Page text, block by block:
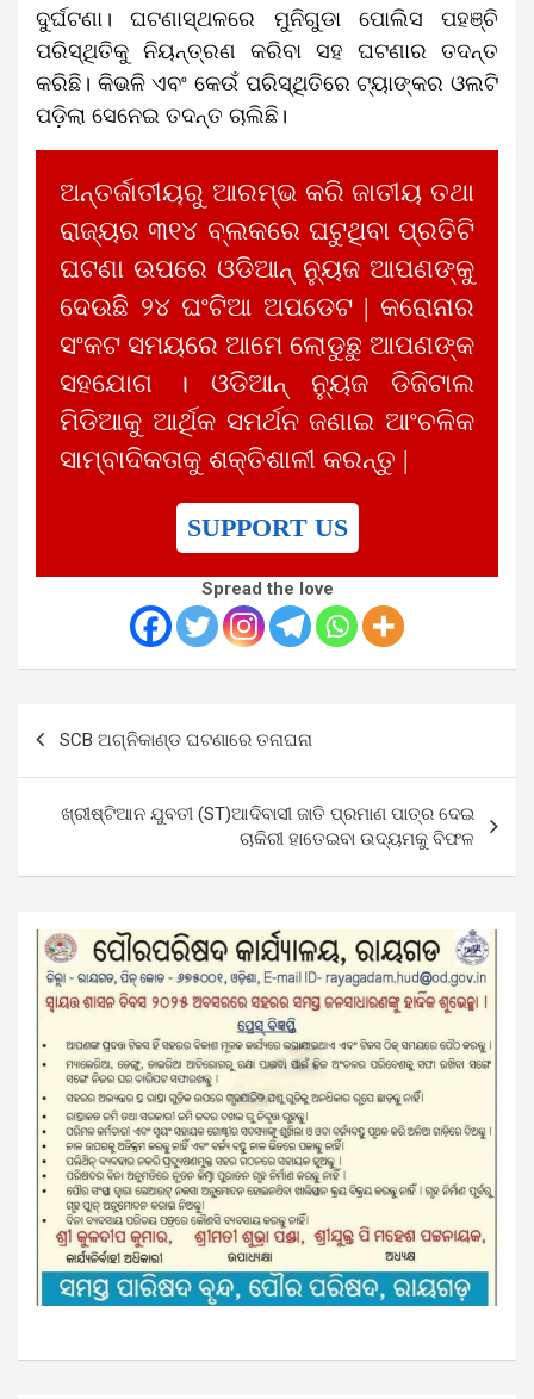
ଦୁର୍ଘଟଣା। ଘଟଣାସ୍ଥଳରେ ମୁନିଗୁଡା ପୋଲିସ ପହଞ୍ଚି
ପରିସ୍ଥିତିକୁ ନିୟନ୍ତ୍ରଣ କରିବା ସହ ଘଟଣାର ତଦନ୍ତ
କରିଛି। କିଭଳି ଏବଂ କେଉଁ ପରିସ୍ଥିତିରେ ଟ୍ୟାଙ୍କର ଓଲଟି
ପଡ଼ିଲା ସେନେଇ ତଦନ୍ତ ଚାଲିଛି।
ଅନ୍ତର୍ଜାତୀୟରୁ ଆରମ୍ଭ କରି ଜାତୀୟ ତଥା
ରାଜ୍ୟର ୩୧୪ ବ୍ଲକରେ ଘଟୁଥିବା ପ୍ରତିଟି
ଘଟଣା ଉପରେ ଓଡିଆନ୍ ନ୍ୟୁଜ ଆପଣଙ୍କୁ
ଦେଉଛି ୨୪ ଘଂଟିଆ ଅପଡେଟ | କରୋନାର
ସଂକଟ ସମୟରେ ଆମେ ଲୋଡୁଛୁ ଆପଣଙ୍କ
ସହଯୋଗ । ଓଡିଆନ୍ ନ୍ୟୁଜ ଡିଜିଟାଲ
ମିଡିଆକୁ ଆର୍ଥିକ ସମର୍ଥନ ଜଣାଇ ଆଂଚଳିକ
ସାମ୍ବାଦିକତାକୁ ଶକ୍ତିଶାଳୀ କରନ୍ତୁ |
SUPPORT US
Spread the love
navigation
SCB ଅଗ୍ନିକାଣ୍ଡ ଘଟଣାରେ ତନାଘନା
ଖ୍ରୀଷ୍ଟିଆନ ଯୁବତୀ (ST)ଆଦିବାସୀ ଜାତି ପ୍ରମାଣ ପାତ୍ର ଦେଇ
ଚାକିରୀ ହାତେଇବା ଉଦ୍ୟମକୁ ବିଫଳ